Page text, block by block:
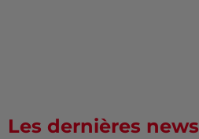
Les dernières news